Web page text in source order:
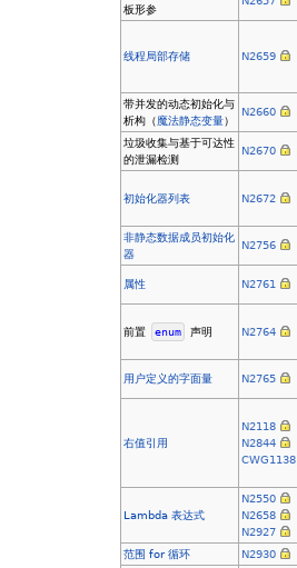
板形参
线程局部存储 N2659
带并发的动态初始化与
析构（魔法静态变量）
N2660
垃圾收集与基于可达性
的泄漏检测
N2670
初始化器列表 N2672
非静态数据成员初始化
器
N2756
属性 N2761
前置 enum 声明 N2764
用户定义的字面量 N2765
右值引用
N2118
N2844
CWG1138
Lambda 表达式
N2550
N2658
N2927
范围 for 循环 N2930